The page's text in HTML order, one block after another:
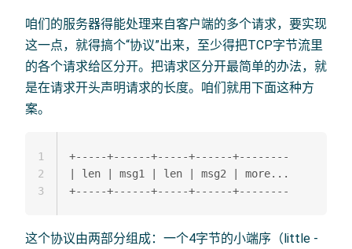
咱们的服务器得能处理来自客户端的多个请求，要实现
这一点，就得搞个“协议”出来，至少得把TCP字节流里
的各个请求给区分开。把请求区分开最简单的办法，就
是在请求开头声明请求的长度。咱们就用下面这种方
案。
+-----+------+-----+------+--------
| len | msg1 | len | msg2 | more...
1
2
3
这个协议由两部分组成：一个4字节的小端序（little -